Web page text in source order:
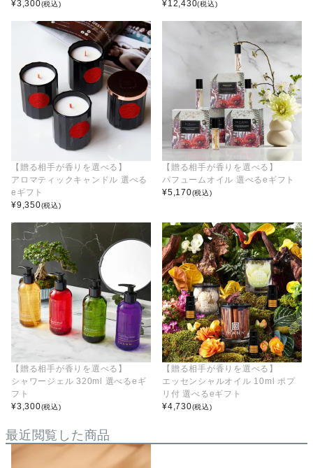
¥3,300(税込)
¥12,430(税込)
【贈る相手が香りを選べる】
アロマティックキャンドル 選べる
eギフト
¥9,350(税込)
【贈る相手が香りを選べる】
パフュームオイル 選べるeギフト
¥5,170(税込)
【贈る相手が香りを選べる】
シャワージェル 320ml 選べるeギ
フト
¥3,300(税込)
【贈る相手が香りを選べる】
エッセンシャルオイル 10ml ポプ
リ付 選べるeギフト
¥4,730(税込)
最近閲覧した商品